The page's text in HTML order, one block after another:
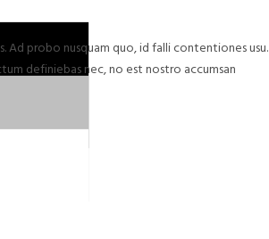
probo nusquam quo, id falli contentiones usu.
definiebas nec, no est nostro accumsan